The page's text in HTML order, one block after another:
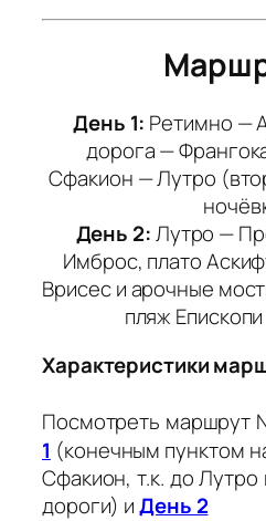
День 1: Ретимно —
дорога —
Сфакион — Лутро
День 2:Лутро —
Имброс, плато
Врисес и арочные
пляж
Характеристики
Посмотреть маршрут
1 (конечным пунктом
Сфакион, т.к. до
дороги) иДень 2